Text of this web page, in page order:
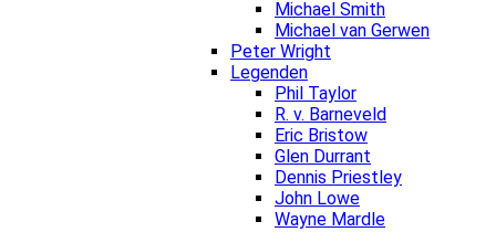
Michael Smith
Michael van Gerwen
Peter Wright
Legenden
Phil Taylor
R. v. Barneveld
Eric Bristow
Glen Durrant
Dennis Priestley
John Lowe
Wayne Mardle